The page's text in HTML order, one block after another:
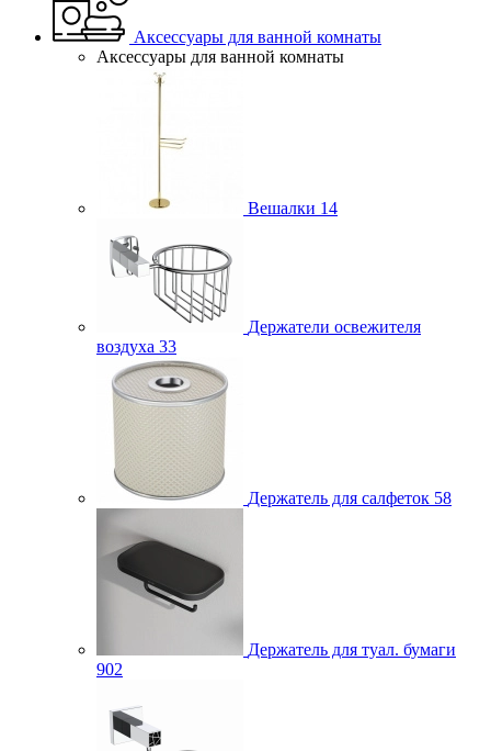
Аксессуары для ванной комнаты
Аксессуары для ванной комнаты
Вешалки 14
Держатели освежителя
воздуха 33
Держатель для салфеток 58
Держатель для туал. бумаги
902